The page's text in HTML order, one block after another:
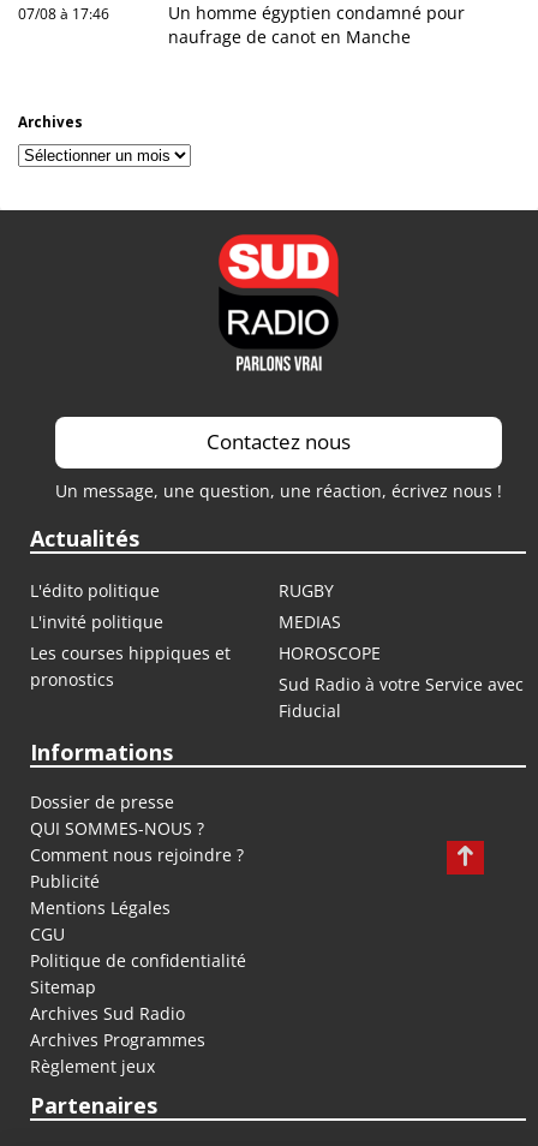
07/08 à 17:46
Un homme égyptien condamné pour
naufrage de canot en Manche
Archives
Archives
Contactez nous
Un message, une question, une réaction, écrivez nous !
Actualités
L'édito politique
RUGBY
L'invité politique
MEDIAS
Les courses hippiques et
pronostics
HOROSCOPE
Sud Radio à votre Service avec
Fiducial
Informations
Dossier de presse
QUI SOMMES-NOUS ?
Comment nous rejoindre ?
Publicité
Mentions Légales
CGU
Politique de confidentialité
Sitemap
Archives Sud Radio
Archives Programmes
Règlement jeux
Partenaires